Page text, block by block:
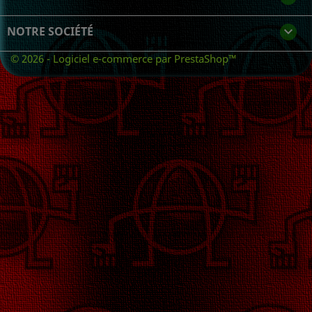
NOTRE SOCIÉTÉ 
© 2026 - Logiciel e-commerce par PrestaShop™